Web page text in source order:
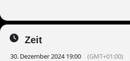
Zeit
30. Dezember 2024 19:00 (GMT+01:00)